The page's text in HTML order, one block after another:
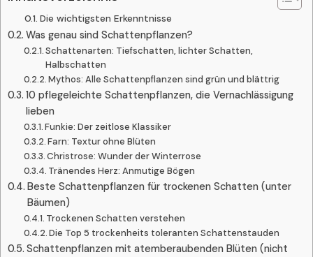
Die wichtigsten Erkenntnisse
Was genau sind Schattenpflanzen?
Schattenarten: Tiefschatten, lichter Schatten,
Halbschatten
Mythos: Alle Schattenpflanzen sind grün und blättrig
10 pflegeleichte Schattenpflanzen, die Vernachlässigung
lieben
Funkie: Der zeitlose Klassiker
Farn: Textur ohne Blüten
Christrose: Wunder der Winterrose
Tränendes Herz: Anmutige Bögen
Beste Schattenpflanzen für trockenen Schatten (unter
Bäumen)
Trockenen Schatten verstehen
Die Top 5 trockenheits toleranten Schattenstauden
Schattenpflanzen mit atemberaubenden Blüten (nicht